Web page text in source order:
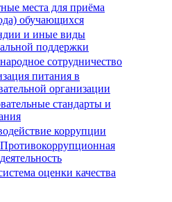
места для приёма
обучающихся
и иные виды
поддержки
сотрудничество
питания в
организации
стандарты и
коррупции
Противокоррупционная
деятельность
оценки качества